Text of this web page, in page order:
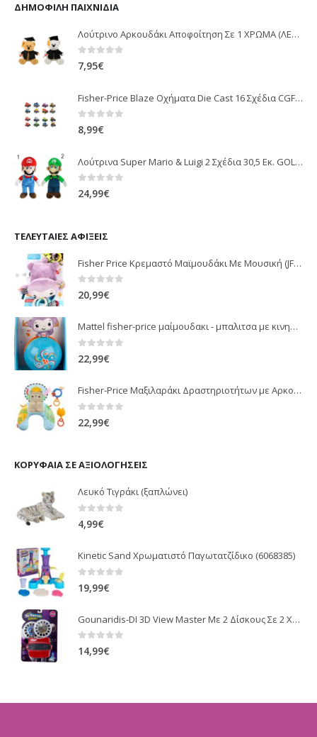
ΔΗΜΟΦΙΛΉ ΠΑΙΧΝΊΔΙΑ
Λούτρινο Αρκουδάκι Αποφοίτηση Σε 1 ΧΡΩΜΑ (ΛΕΥΚΟ)25Εκ 1850
0out of 5
7,95€
Fisher-Price Blaze Οχήματα Die Cast 16 Σχέδια CGF20
0 out of 5
8,99€
Λούτρινα Super Mario & Luigi 2 Σχέδια 30,5 Εκ. GOL13769
0 out of 5
24,99€
ΤΕΛΕΥΤΑΊΕΣ ΑΦΊΞΕΙΣ
Fisher Price Κρεμαστό Μαϊμουδάκι Με Μουσική (JFF02)
0 out of 5
20,99€
Mattel fisher-price μαίμουδακι - μπαλιτσα με κινηση JLB95
0 out of 5
22,99€
Fisher-Price Μαξιλαράκι Δραστηριοτήτων με Αρκουδάκι (JHB44)
22,99€
ΚΟΡΥΦΑΊΑ ΣΕ ΑΞΙΟΛΟΓΉΣΕΙΣ
Λευκό Τιγράκι (ξαπλώνει)
4,99€
Kinetic Sand Χρωματιστό Παγωτατζίδικο (6068385)
19,99€
Gounaridis-DI 3D View Master Με 2 Δίσκους Σε 2 Χρώματα (J168-1)
0 out of 5
14,99€